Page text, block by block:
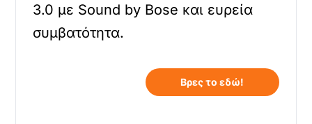
3.0 με Sound by Bose και ευρεία
συμβατότητα.
Βρες το εδώ!